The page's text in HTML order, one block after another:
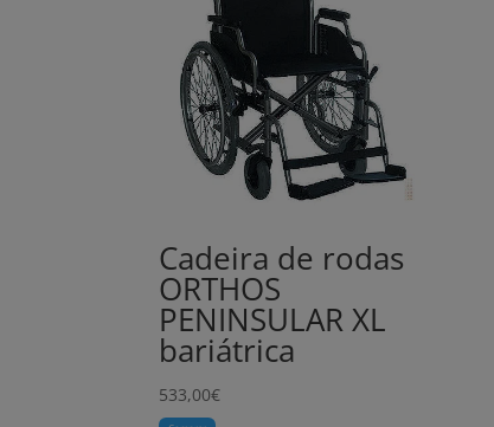
Cadeira de rodas
ORTHOS
PENINSULAR XL
bariátrica
533,00€